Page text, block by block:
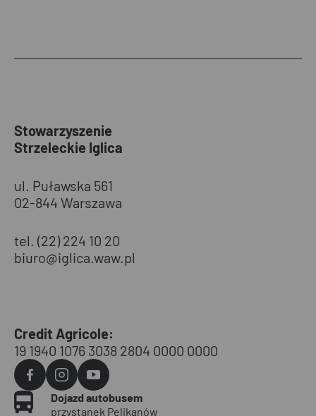
Stowarzyszenie
Strzeleckie Iglica
ul. Puławska 561
02-844 Warszawa
tel. (22) 224 10 20
biuro@iglica.waw.pl
Credit Agricole:
19 1940 1076 3038 2804 0000 0000
Agvo
Facebook
Agvo
Instagram
Agvo
YouTube
Dojazd autobusem
przystanek Pelikanów